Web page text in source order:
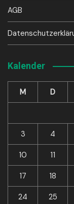
AGB
Kalender
M D
3 4
10 11
17 18
24 25